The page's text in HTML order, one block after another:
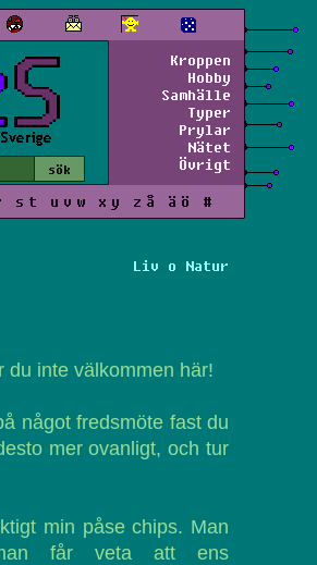
Kroppen
Hobby
Samhälle
Typer
Prylar
Nätet
Övrigt
s t u v w x y z å ä ö #
Liv o Natur
du inte välkommen här!
något fredsmöte fast du
mer ovanligt, och tur
min påse chips. Man
får veta att ens